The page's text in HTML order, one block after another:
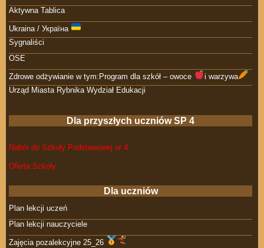
Aktywna Tablica
Ukraina / Україна
Sygnaliści
OSE
Zdrowe odżywianie w tym:Program dla szkół – owoce
i warzywa
Urząd Miasta Rybnika Wydział Edukacji
Dla przyszłych uczniów SP 4
Nabór do Szkoły Podstawowej nr 4
Oferta Szkoły
Dla uczniów
Plan lekcji uczeń
Plan lekcji nauczyciele
Zajęcia pozalekcyjne 25_26